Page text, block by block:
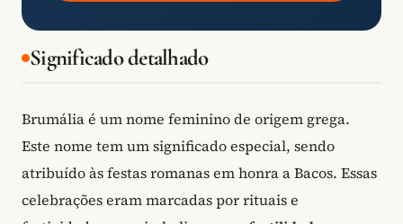
Significado detalhado
Brumália é um nome feminino de origem grega.
Este nome tem um significado especial, sendo
atribuído às festas romanas em honra a Bacos. Essas
celebrações eram marcadas por rituais e